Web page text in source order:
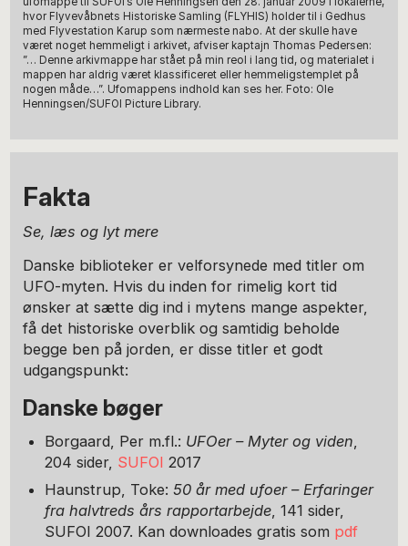
hvor Flyvevåbnets Historiske Samling (FLYHIS) holder til i Gedhus
med Flyvestation Karup som nærmeste nabo. At der skulle have
været noget hemmeligt i arkivet, afviser kaptajn Thomas Pedersen:
”… Denne arkivmappe har stået på min reol i lang tid, og materialet i
mappen har aldrig været klassificeret eller hemmeligstemplet på
nogen måde…”. Ufomappens indhold kan ses her. Foto: Ole
Henningsen/SUFOI Picture Library.
Fakta
Se, læs og lyt mere
Danske biblioteker er velforsynede med titler om
UFO-myten. Hvis du inden for rimelig kort tid
ønsker at sætte dig ind i mytens mange aspekter,
få det historiske overblik og samtidig beholde
begge ben på jorden, er disse titler et godt
udgangspunkt:
Danske bøger
Borgaard, Per m.fl.: UFOer – Myter og viden,
204 sider, SUFOI 2017
Haunstrup, Toke: 50 år med ufoer – Erfaringer
fra halvtreds års rapportarbejde, 141 sider,
SUFOI 2007. Kan downloades gratis som pdf